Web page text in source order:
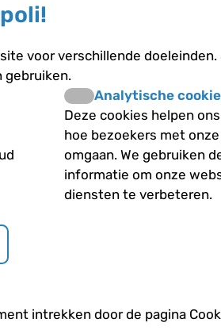
Op welke leeftijd kun
Wanneer denk je bij
sferocytose?
Welk probleem
bloedcellen?
voor verschillende
gebruiken.
Analytische
Deze cookies helpen
hoe bezoekers met
omgaan. We gebruiken
informatie om onze
diensten te verbeteren.
intrekken door de pagina